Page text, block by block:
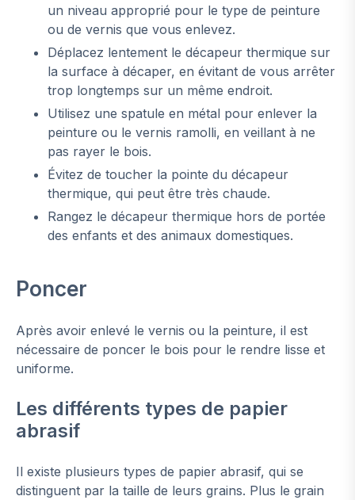
un niveau approprié pour le type de peinture
ou de vernis que vous enlevez.
Déplacez lentement le décapeur thermique sur
la surface à décaper, en évitant de vous arrêter
trop longtemps sur un même endroit.
Utilisez une spatule en métal pour enlever la
peinture ou le vernis ramolli, en veillant à ne
pas rayer le bois.
Évitez de toucher la pointe du décapeur
thermique, qui peut être très chaude.
Rangez le décapeur thermique hors de portée
des enfants et des animaux domestiques.
Poncer
Après avoir enlevé le vernis ou la peinture, il est
nécessaire de poncer le bois pour le rendre lisse et
uniforme.
Les différents types de papier
abrasif
Il existe plusieurs types de papier abrasif, qui se
distinguent par la taille de leurs grains. Plus le grain